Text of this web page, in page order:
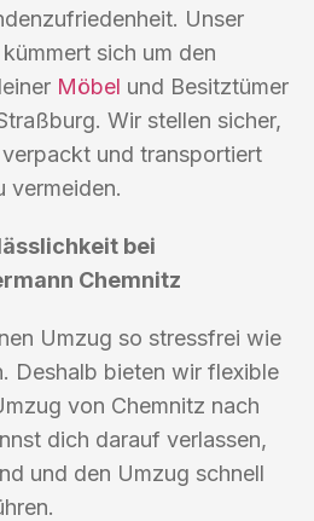
Unser
sich um den
Möbel und Besitztümer
Wir stellen sicher,
und transportiert
vermeiden.
bei
Chemnitz
Umzug so stressfrei wie
Deshalb bieten wir flexible
von Chemnitz nach
dich darauf verlassen,
und den Umzug schnell